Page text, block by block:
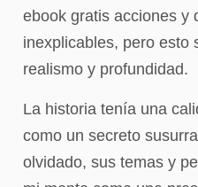
ebook gratis acciones y
inexplicables, pero esto
realismo y profundidad.
La historia tenía una
como un secreto
olvidado, sus temas y